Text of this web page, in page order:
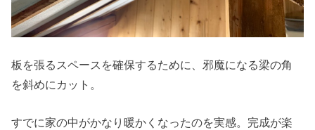
板を張るスペースを確保するために、邪魔になる梁の角
を斜めにカット。
すでに家の中がかなり暖かくなったのを実感。完成が楽